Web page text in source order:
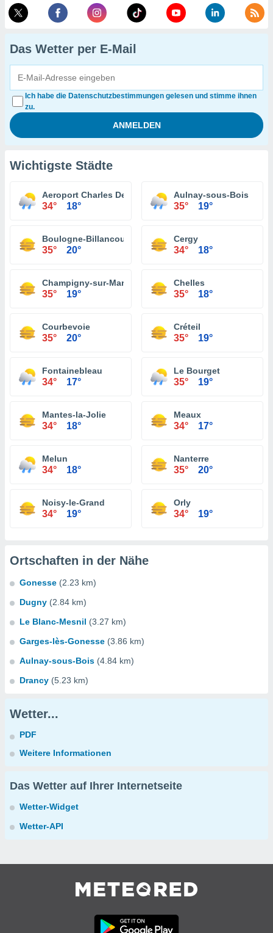
Das Wetter per E-Mail
Ich habe die Datenschutzbestimmungen gelesen und stimme ihnen
zu.
Wichtigste Städte
Aeroport Charles De Gaulle
34° 18°
Aulnay-sous-Bois
35° 19°
Boulogne-Billancourt
35° 20°
Cergy
34° 18°
Champigny-sur-Marne
35° 19°
Chelles
35° 18°
Courbevoie
35° 20°
Créteil
35° 19°
Fontainebleau
34° 17°
Le Bourget
35° 19°
Mantes-la-Jolie
34° 18°
Meaux
34° 17°
Melun
34° 18°
Nanterre
35° 20°
Noisy-le-Grand
34° 19°
Orly
34° 19°
Ortschaften in der Nähe
Gonesse (2.23 km)
Dugny (2.84 km)
Le Blanc-Mesnil (3.27 km)
Garges-lès-Gonesse (3.86 km)
Aulnay-sous-Bois (4.84 km)
Drancy (5.23 km)
Wetter...
PDF
Weitere Informationen
Das Wetter auf Ihrer Internetseite
Wetter-Widget
Wetter-API